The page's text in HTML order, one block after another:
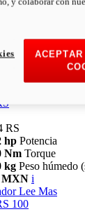
NmTorque
kg
PESO
RS
hp Potencia
Nm Torque
kg Peso húmedo
MXN i
Lee Mas
100